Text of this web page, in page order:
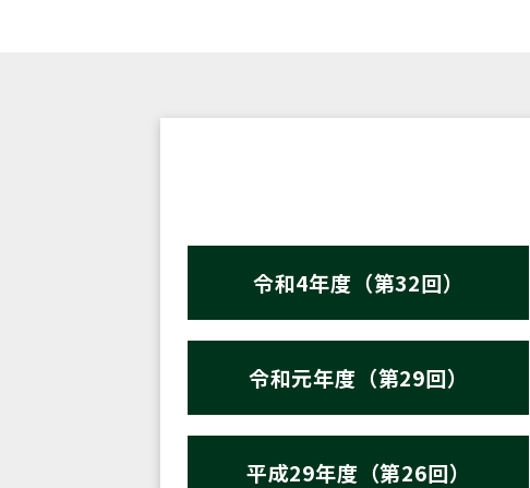
令和4年度（第32回）
令和元年度（第29回）
平成29年度（第26回）